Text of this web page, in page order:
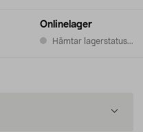
Onlinelager
Hämtar lagerstatus...